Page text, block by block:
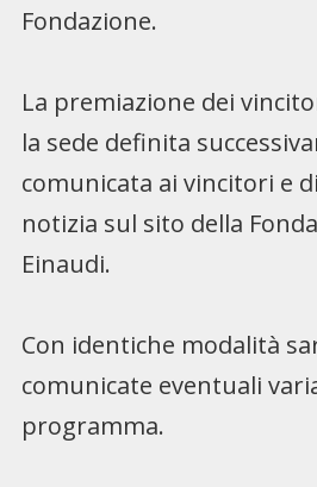
Fondazione.
La premiazione dei
la sede definita
comunicata ai vincitori e
notizia sul sito della
Einaudi.
Con identiche modalità
comunicate eventuali
programma.